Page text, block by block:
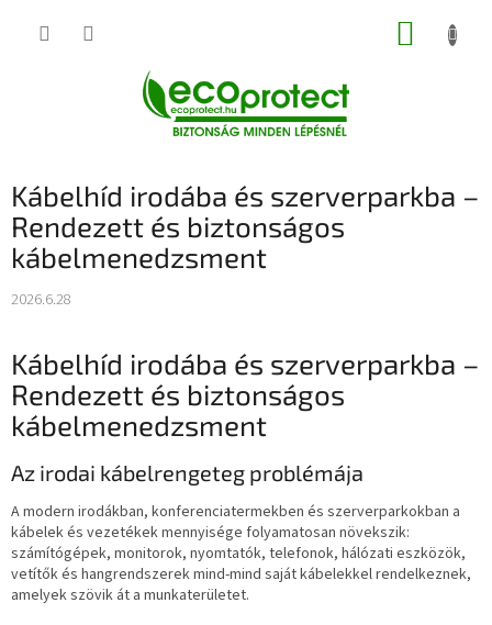
KOSÁR
Kábelhíd irodába és szerverparkba –
Rendezett és biztonságos
kábelmenedzsment
2026.6.28
Kábelhíd irodába és szerverparkba –
Rendezett és biztonságos
kábelmenedzsment
Az irodai kábelrengeteg problémája
A modern irodákban, konferenciatermekben és szerverparkokban a
kábelek és vezetékek mennyisége folyamatosan növekszik:
számítógépek, monitorok, nyomtatók, telefonok, hálózati eszközök,
vetítők és hangrendszerek mind-mind saját kábelekkel rendelkeznek,
amelyek szövik át a munkaterületet.